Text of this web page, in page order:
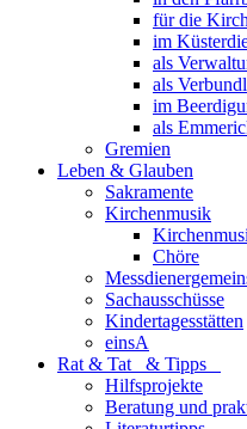
für die
im
als
als
im
als
Gremien
Leben & Glauben
Sakramente
Kirchenmusik
Chöre
Sachausschüsse
Kindertagesstätten
einsA
Rat & Tat & Tipps
Hilfsprojekte
Beratung und